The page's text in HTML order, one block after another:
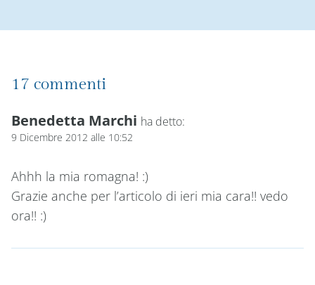
17 commenti
Benedetta Marchi ha detto:
9 Dicembre 2012 alle 10:52
Ahhh la mia romagna! :)
Grazie anche per l’articolo di ieri mia cara!! vedo
ora!! :)